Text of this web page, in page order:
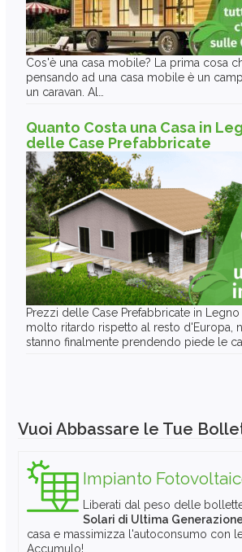
Cos'è una casa mobile? La prima cosa
pensando ad una casa mobile è un
un caravan. Al…
Quanto Costa una Casa in
delle Case Prefabbricate
Prezzi delle Case Prefabbricate in
molto ritardo rispetto al resto d'Europa,
stanno finalmente prendendo piede le
Vuoi Abbassare le Tue
Impianto
Liberati dal peso delle
Solari di Ultima
casa e massimizza l'autoconsumo con
Accumulo!